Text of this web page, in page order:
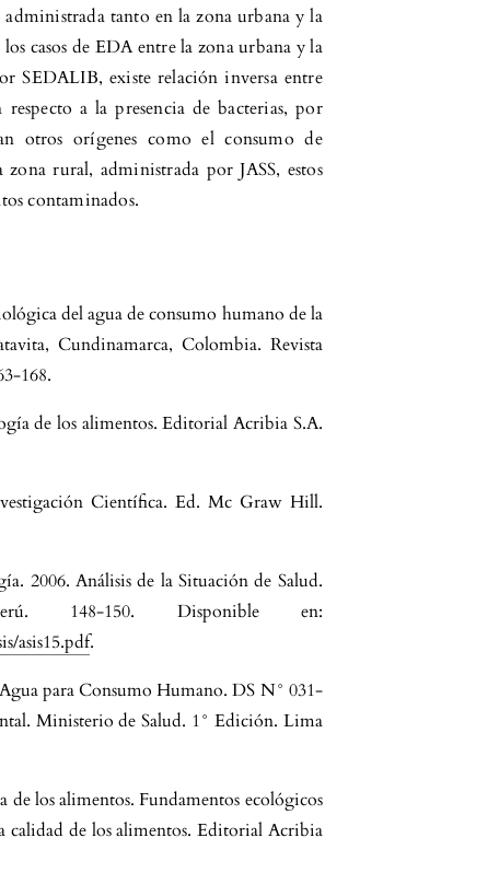
tanto en la zona urbana y la
casos de EDA entre la zona urbana y la
SEDALIB, existe relación inversa entre
a la presencia de bacterias, por
otros orígenes como el consumo de
rural, administrada por JASS, estos
contaminados.
del agua de consumo humano de la
Cundinamarca, Colombia. Revista
168.
de los alimentos. Editorial Acribia S.A.
Científica. Ed. Mc Graw Hill.
2006. Análisis de la Situación de Salud.
148-150. Disponible en:
asis15.pdf.
para Consumo Humano. DS N° 031-
Ministerio de Salud. 1° Edición. Lima
los alimentos. Fundamentos ecológicos
de los alimentos. Editorial Acribia